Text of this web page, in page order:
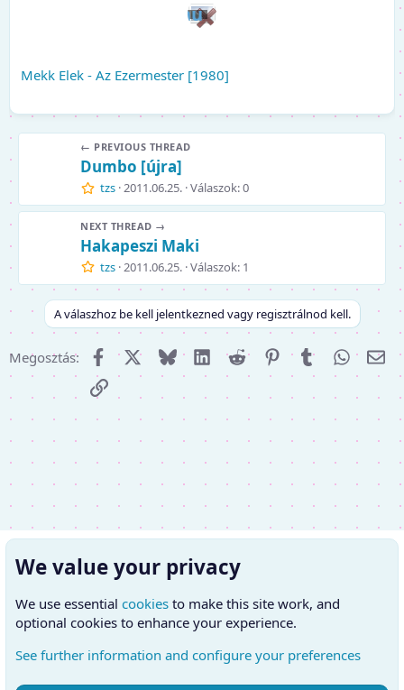
Mekk Elek - Az Ezermester [1980]
← PREVIOUS THREAD
Dumbo [újra]
tzs 2011.06.25. Válaszok: 0
NEXT THREAD →
Hakapeszi Maki
tzs 2011.06.25. Válaszok: 1
A válaszhoz be kell jelentkezned vagy regisztrálnod kell.
Megosztás: FacebookX (Twitter)
Bluesky LinkedInReddit PinterestTumblr
E-
Link
We value your privacy
We use essential cookies to make this site work, and
optional cookies to enhance your experience.
See further information and configure your preferences